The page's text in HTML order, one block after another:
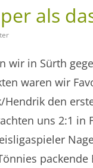
als
wir in Sürth
waren wir
den
uns 2:1 in